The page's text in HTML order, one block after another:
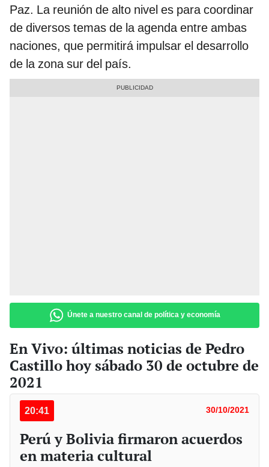
Paz. La reunión de alto nivel es para coordinar
de diversos temas de la agenda entre ambas
naciones, que permitirá impulsar el desarrollo
de la zona sur del país.
Únete a nuestro canal de política y economía
En Vivo: últimas noticias de Pedro
Castillo hoy sábado 30 de octubre de
2021
20:41 30/10/2021
Perú y Bolivia firmaron acuerdos
en materia cultural